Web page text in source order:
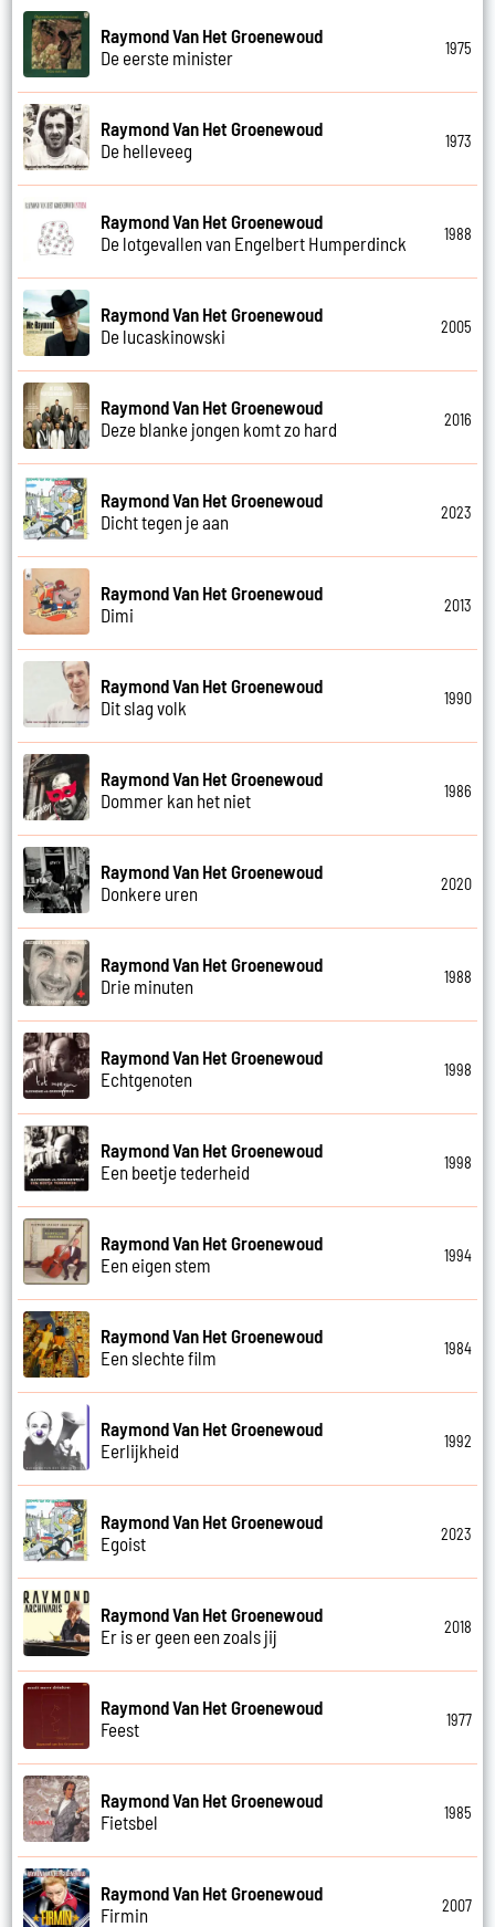
Raymond Van Het Groenewoud
De eerste minister
1975
Raymond Van Het Groenewoud
De helleveeg
1973
Raymond Van Het Groenewoud
De lotgevallen van Engelbert Humperdinck
1988
Raymond Van Het Groenewoud
De lucaskinowski
2005
Raymond Van Het Groenewoud
Deze blanke jongen komt zo hard
2016
Raymond Van Het Groenewoud
Dicht tegen je aan
2023
Raymond Van Het Groenewoud
Dimi
2013
Raymond Van Het Groenewoud
Dit slag volk
1990
Raymond Van Het Groenewoud
Dommer kan het niet
1986
Raymond Van Het Groenewoud
Donkere uren
2020
Raymond Van Het Groenewoud
Drie minuten
1988
Raymond Van Het Groenewoud
Echtgenoten
1998
Raymond Van Het Groenewoud
Een beetje tederheid
1998
Raymond Van Het Groenewoud
Een eigen stem
1994
Raymond Van Het Groenewoud
Een slechte film
1984
Raymond Van Het Groenewoud
Eerlijkheid
1992
Raymond Van Het Groenewoud
Egoist
2023
Raymond Van Het Groenewoud
Er is er geen een zoals jij
2018
Raymond Van Het Groenewoud
Feest
1977
Raymond Van Het Groenewoud
Fietsbel
1985
Raymond Van Het Groenewoud
Firmin
2007